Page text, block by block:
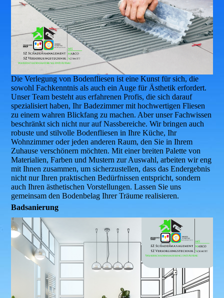
Die Verlegung von Bodenfliesen ist eine Kunst für sich, die
sowohl Fachkenntnis als auch ein Auge für Ästhetik erfordert.
Unser Team besteht aus erfahrenen Profis, die sich darauf
spezialisiert haben, Ihr Badezimmer mit hochwertigen Fliesen
zu einem wahren Blickfang zu machen. Aber unser Fachwissen
beschränkt sich nicht nur auf Nassbereiche. Wir bringen auch
robuste und stilvolle Bodenfliesen in Ihre Küche, Ihr
Wohnzimmer oder jeden anderen Raum, den Sie in Ihrem
Zuhause verschönern möchten. Mit einer breiten Palette von
Materialien, Farben und Mustern zur Auswahl, arbeiten wir eng
mit Ihnen zusammen, um sicherzustellen, dass das Endergebnis
nicht nur Ihren praktischen Bedürfnissen entspricht, sondern
auch Ihren ästhetischen Vorstellungen. Lassen Sie uns
gemeinsam den Bodenbelag Ihrer Träume realisieren.
Badsanierung